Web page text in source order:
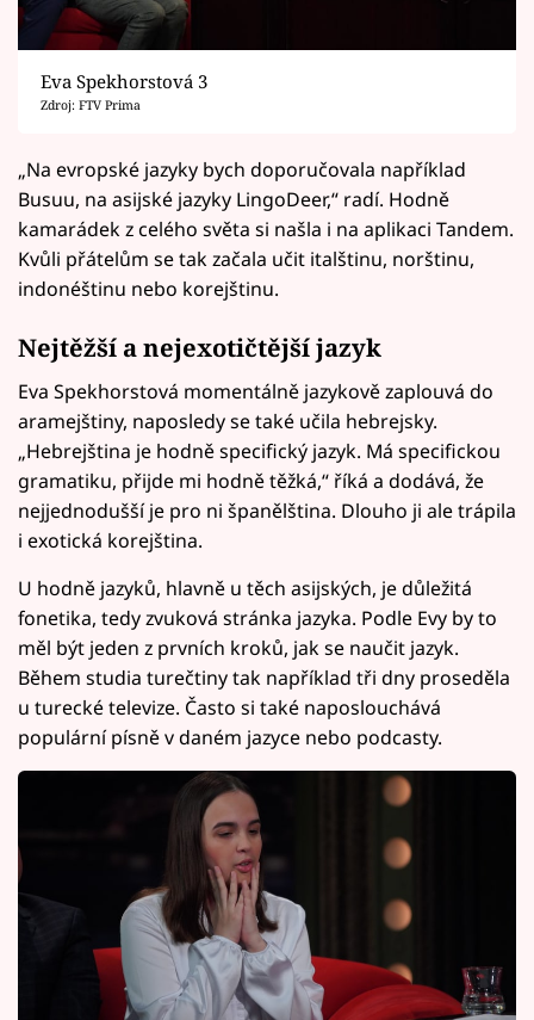
Eva Spekhorstová 3
Zdroj: FTV Prima
„Na evropské jazyky bych doporučovala například
Busuu, na asijské jazyky LingoDeer,“ radí. Hodně
kamarádek z celého světa si našla i na aplikaci Tandem.
Kvůli přátelům se tak začala učit italštinu, norštinu,
indonéštinu nebo korejštinu.
Nejtěžší a nejexotičtější jazyk
Eva Spekhorstová momentálně jazykově zaplouvá do
aramejštiny, naposledy se také učila hebrejsky.
„Hebrejština je hodně specifický jazyk. Má specifickou
gramatiku, přijde mi hodně těžká,“ říká a dodává, že
nejjednodušší je pro ni španělština. Dlouho ji ale trápila
i exotická korejština.
U hodně jazyků, hlavně u těch asijských, je důležitá
fonetika, tedy zvuková stránka jazyka. Podle Evy by to
měl být jeden z prvních kroků, jak se naučit jazyk.
Během studia turečtiny tak například tři dny proseděla
u turecké televize. Často si také naposlouchává
populární písně v daném jazyce nebo podcasty.